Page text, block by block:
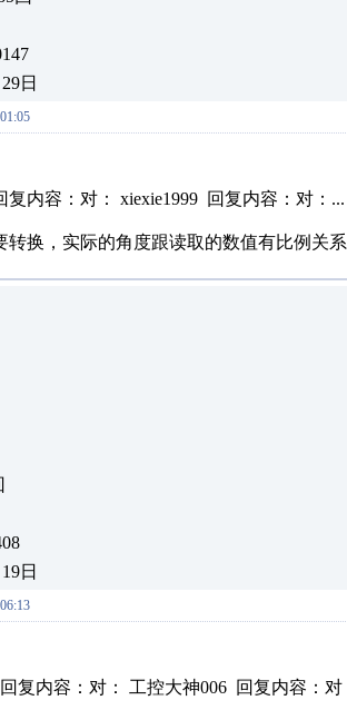
日
复内容：对： xiexie1999 回复内容：对：
转换，实际的角度跟读取的数值有比例关系
日
回复内容：对： 工控大神006 回复内容：